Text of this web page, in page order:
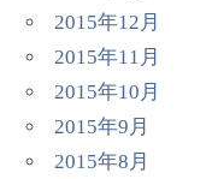
2015年12月
2015年11月
2015年10月
2015年9月
2015年8月